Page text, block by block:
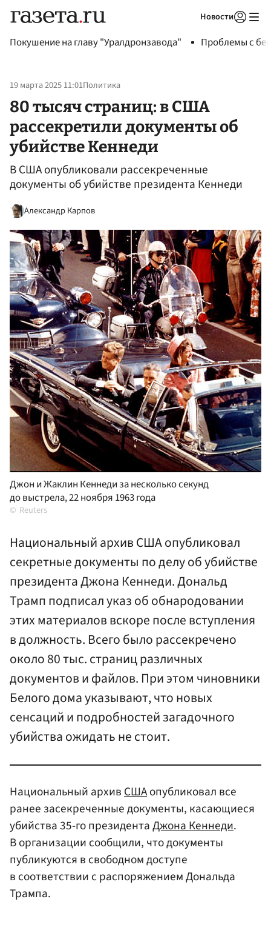
Новости
Покушение на главу "Уралдронзавода" Проблемы с
19 марта 2025 11:01Политика
80 тысяч страниц: в США
рассекретили документы об
убийстве Кеннеди
В США опубликовали рассекреченные
документы об убийстве президента Кеннеди
Александр Карпов
Джон и Жаклин Кеннеди за несколько секунд
до выстрела, 22 ноября 1963 года
Reuters
Национальный архив США опубликовал
секретные документы по делу об убийстве
президента Джона Кеннеди. Дональд
Трамп подписал указ об обнародовании
этих материалов вскоре после вступления
в должность. Всего было рассекречено
около 80 тыс. страниц различных
документов и файлов. При этом чиновники
Белого дома указывают, что новых
сенсаций и подробностей загадочного
убийства ожидать не стоит.
Национальный архивСШАопубликовал все
ранее засекреченные документы, касающиеся
убийства 35-го президентаДжона Кеннеди.
В организации сообщили, что документы
публикуются в свободном доступе
в соответствии с распоряжением Дональда
Трампа.